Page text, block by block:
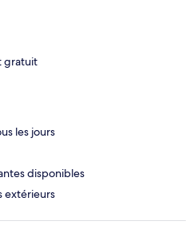
gratuit
les jours
disponibles
extérieurs